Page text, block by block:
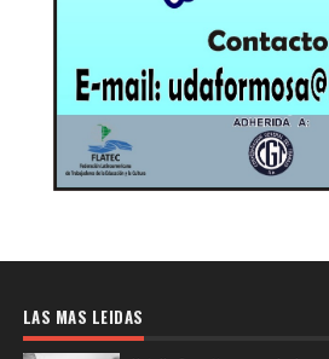
LAS MAS LEIDAS